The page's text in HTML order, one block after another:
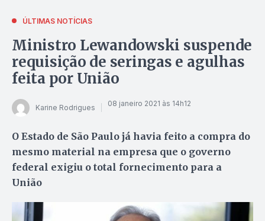
ÚLTIMAS NOTÍCIAS
Ministro Lewandowski suspende
requisição de seringas e agulhas
feita por União
Karine Rodrigues 08 janeiro 2021 às 14h12
O Estado de São Paulo já havia feito a compra do
mesmo material na empresa que o governo
federal exigiu o total fornecimento para a
União